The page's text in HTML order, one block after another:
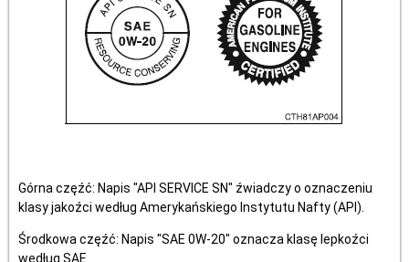
Górna częźć: Napis "API SERVICE SN" źwiadczy o oznaczeniu
klasy jakoźci według Amerykańskiego Instytutu Nafty (API).
Środkowa częźć: Napis "SAE 0W-20" oznacza klasę lepkoźci
według SAE.